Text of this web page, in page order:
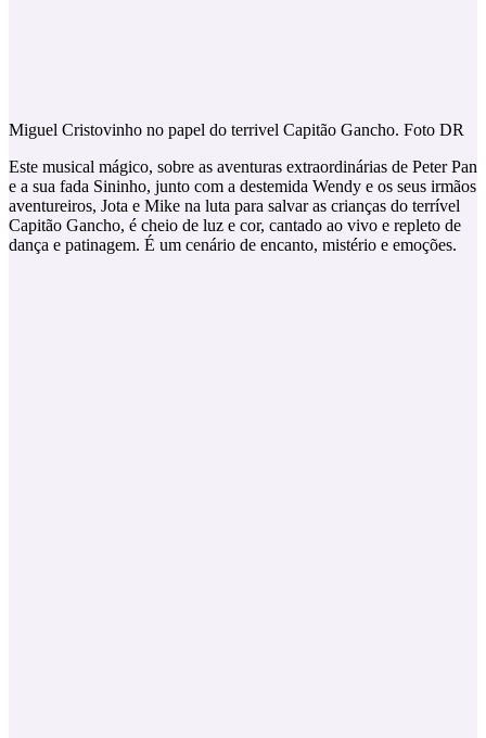
Miguel Cristovinho no papel do terrivel Capitão Gancho. Foto DR
Este musical mágico, sobre as aventuras extraordinárias de Peter Pan
e a sua fada Sininho, junto com a destemida Wendy e os seus irmãos
aventureiros, Jota e Mike na luta para salvar as crianças do terrível
Capitão Gancho, é cheio de luz e cor, cantado ao vivo e repleto de
dança e patinagem. É um cenário de encanto, mistério e emoções.